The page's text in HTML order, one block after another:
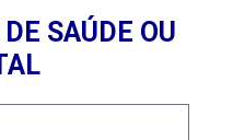
SAÚDE OU